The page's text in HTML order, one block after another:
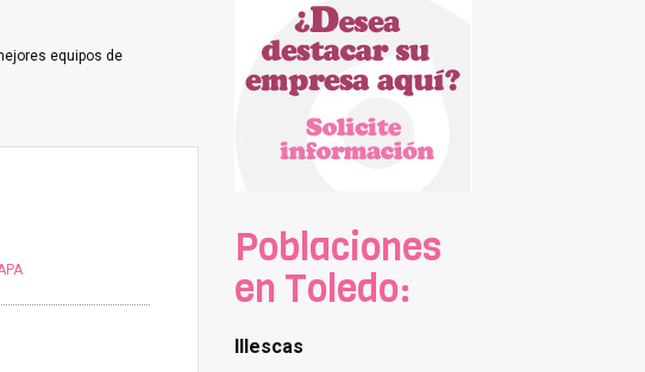
equipos de
Poblaciones
en Toledo:
Illescas